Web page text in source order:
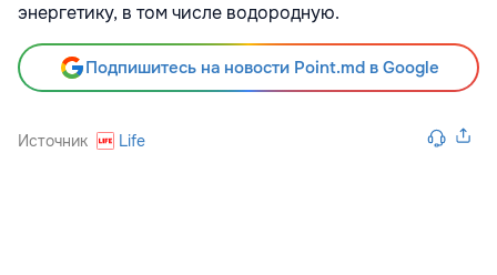
энергетику, в том числе водородную.
Подпишитесь на новости Point.md в Google
Источник Life